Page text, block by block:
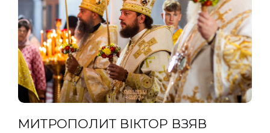
МИТРОПОЛИТ ВІКТОР ВЗЯВ